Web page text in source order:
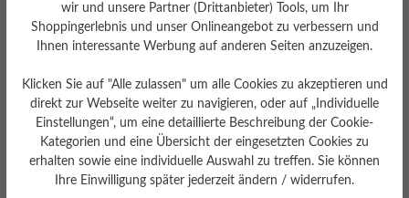
Dämpfungsgrad
mittel
Schafthöhe Ca
9 cm
wir und unsere Partner (Drittanbieter) Tools, um Ihr
Shoppingerlebnis und unser Onlineangebot zu verbessern und
Ihnen interessante Werbung auf anderen Seiten anzuzeigen.
Klicken Sie auf "Alle zulassen" um alle Cookies zu akzeptieren und
direkt zur Webseite weiter zu navigieren, oder auf „Individuelle
Einstellungen“, um eine detaillierte Beschreibung der Cookie-
Kategorien und eine Übersicht der eingesetzten Cookies zu
erhalten sowie eine individuelle Auswahl zu treffen. Sie können
Ihre Einwilligung später jederzeit ändern / widerrufen.